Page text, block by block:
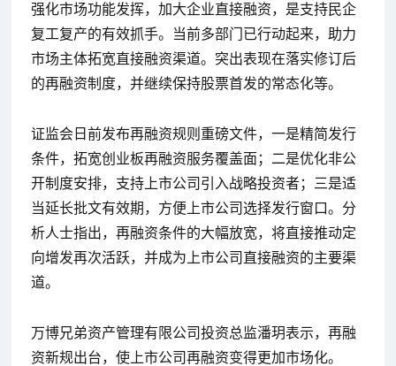
强化市场功能发挥，加大企业直接融资，是支持民企
复工复产的有效抓手。当前多部门已行动起来，助力
市场主体拓宽直接融资渠道。突出表现在落实修订后
的再融资制度，并继续保持股票首发的常态化等。
证监会日前发布再融资规则重磅文件，一是精简发行
条件，拓宽创业板再融资服务覆盖面；二是优化非公
开制度安排，支持上市公司引入战略投资者；三是适
当延长批文有效期，方便上市公司选择发行窗口。分
析人士指出，再融资条件的大幅放宽，将直接推动定
向增发再次活跃，并成为上市公司直接融资的主要渠
道。
万博兄弟资产管理有限公司投资总监潘玥表示，再融
资新规出台，使上市公司再融资变得更加市场化。